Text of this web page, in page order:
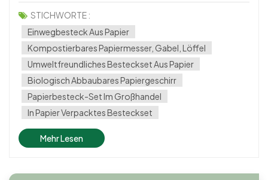
biologisch abbaubares und robustes Papierbesteck ist eine
ausgezeichnete Wahl für Unternehmen und Privatpersonen,
die umweltbewu...
STICHWORTE :
Einwegbesteck Aus Papier
Kompostierbares Papiermesser, Gabel, Löffel
Umweltfreundliches Besteckset Aus Papier
Biologisch Abbaubares Papiergeschirr
Papierbesteck-Set Im Großhandel
In Papier Verpacktes Besteckset
Mehr Lesen